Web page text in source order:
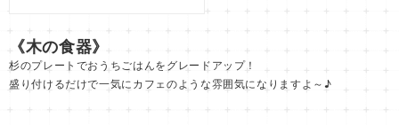
《木の食器》
杉のプレートでおうちごはんをグレードアップ！
盛り付けるだけで一気にカフェのような雰囲気になりますよ～♪